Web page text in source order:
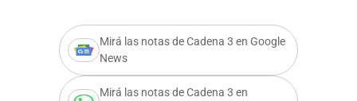
Mirá las notas de Cadena 3 en Google
News
Mirá las notas de Cadena 3 en